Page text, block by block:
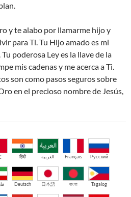
y te alabo por llamarme hijo y
para Ti. Tu Hijo amado es mi
poderosa Ley es la llave de la
mis cadenas y me acerca a Ti.
son como pasos seguros sobre
en el precioso nombre de Jesús,
हिंदी العربية Français Русский
Deutsch 日本語 বাংলা Tagalog